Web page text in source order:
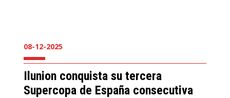
08-12-2025
Ilunion conquista su tercera
Supercopa de España consecutiva